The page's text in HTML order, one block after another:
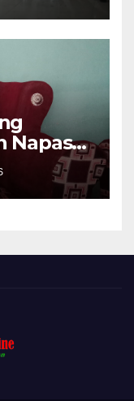
Napas